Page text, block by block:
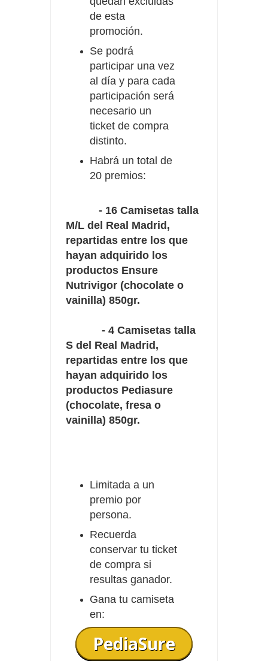
de esta
promoción.
Se podrá
participar una vez
al día y para cada
participación será
necesario un
ticket de compra
distinto.
Habrá un total de
20 premios:
- 16 Camisetas talla
M/L del Real Madrid,
repartidas entre los que
hayan adquirido los
productos Ensure
Nutrivigor (chocolate o
vainilla) 850gr.
- 4 Camisetas talla
S del Real Madrid,
repartidas entre los que
hayan adquirido los
productos Pediasure
(chocolate, fresa o
vainilla) 850gr.
Limitada a un
premio por
persona.
Recuerda
conservar tu ticket
de compra si
resultas ganador.
Gana tu camiseta
en:
PediaSure